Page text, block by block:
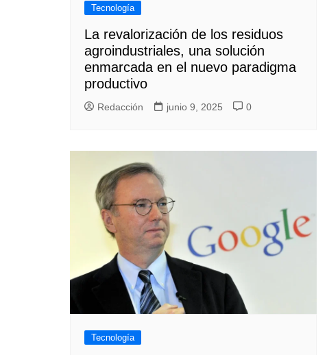
Tecnología
La revalorización de los residuos
agroindustriales, una solución
enmarcada en el nuevo paradigma
productivo
Redacción junio 9, 2025 0
Tecnología